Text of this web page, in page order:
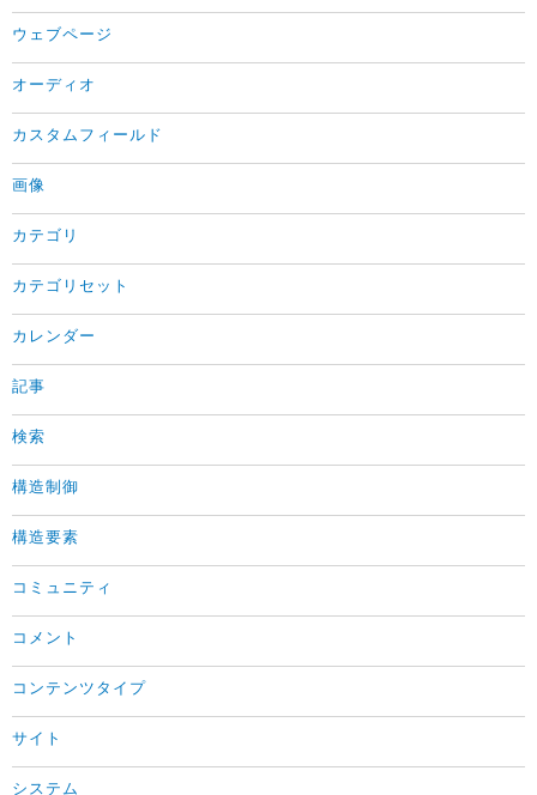
ウェブページ
オーディオ
カスタムフィールド
画像
カテゴリ
カテゴリセット
カレンダー
記事
検索
構造制御
構造要素
コミュニティ
コメント
コンテンツタイプ
サイト
システム